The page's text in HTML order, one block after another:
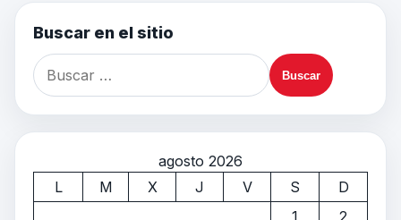
Buscar en el sitio
agosto 2026
L
M X J V S
D